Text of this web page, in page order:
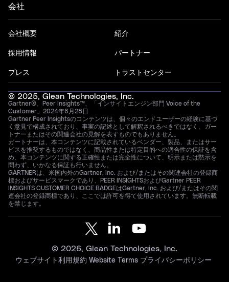
会社
会社概要
採用情報
プレス
紹介
パートナー
トラストセンター
© 2025, Glean Technologies, Inc.
Gartner®、Peer Insights™、「インサイトエンジン部門 Voice of the
Customer」2024年6月28日
Gartner Peer Insightsのコンテンツは、個々のエンドユーザーの経験に基づ
く意見で構成されており、事実の記述として解釈されるべきではなく、ガー
トナーまたはその関連会社の見解を表すものでもありません。
ガートナーは、本コンテンツに記載されているベンダー、製品、またはサー
ビスを推奨するものではなく、商品性または特定目的への適合性の保証を含
め、本コンテンツに関する正確性または完全性について、明示または黙示を
問わず、いかなる保証も行いません。
GARTNERは、米国内外のGartner, Inc. および/またはその関連会社の登録商
標およびサービスマークであり、PEER INSIGHTSおよびGartner PEER
INSIGHTS CUSTOMER CHOICE BADGEはGartner, Inc. および/またはその関
連会社の登録商標であり、ここでは許可を得て使用されています。無断転載
を禁じます。
© 2026, Glean Technologies, Inc.
ウェブサイト利用規約 Website Terms プライバシーポリシー